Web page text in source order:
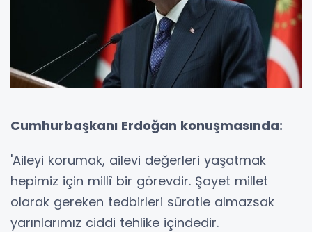
Cumhurbaşkanı Erdoğan konuşmasında:
'Aileyi korumak, ailevi değerleri yaşatmak
hepimiz için millî bir görevdir. Şayet millet
olarak gereken tedbirleri süratle almazsak
yarınlarımız ciddi tehlike içindedir.